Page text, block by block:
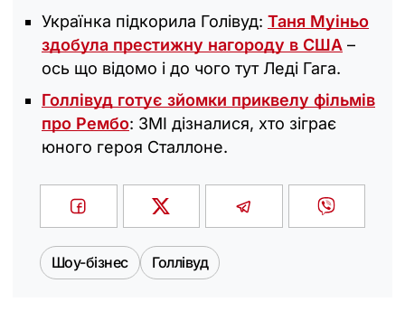
Українка підкорила Голівуд: Таня Муіньо
здобула престижну нагороду в США –
ось що відомо і до чого тут Леді Гага.
Голлівуд готує зйомки приквелу фільмів
про Рембо: ЗМІ дізналися, хто зіграє
юного героя Сталлоне.
Шоу-бізнес Голлівуд